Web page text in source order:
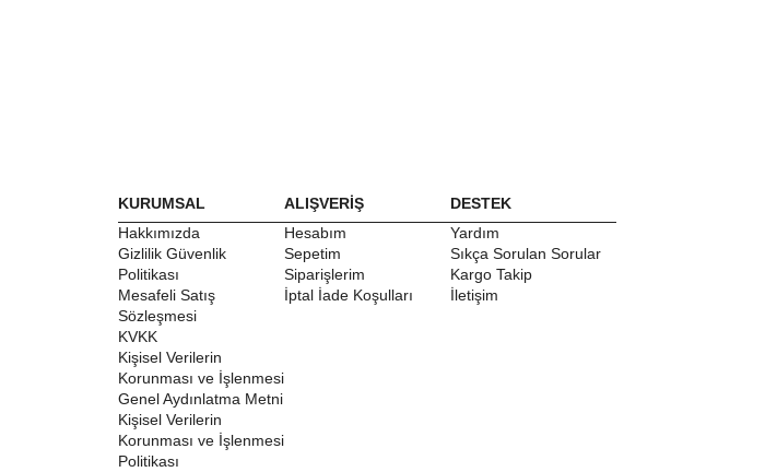
KURUMSAL
Hakkımızda
Gizlilik Güvenlik
Politikası
Mesafeli Satış
Sözleşmesi
KVKK
Kişisel Verilerin
Korunması ve İşlenmesi
Genel Aydınlatma Metni
Kişisel Verilerin
Korunması ve İşlenmesi
Politikası
ALIŞVERİŞ
Hesabım
Sepetim
Siparişlerim
İptal İade Koşulları
DESTEK
Yardım
Sıkça Sorulan Sorular
Kargo Takip
İletişim